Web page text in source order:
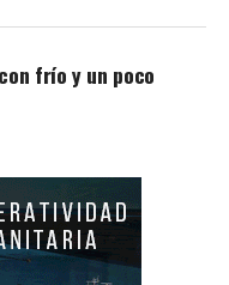
frío y un poco